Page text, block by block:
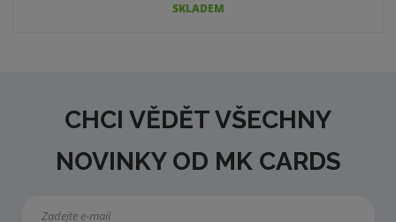
SKLADEM
CHCI VĚDĚT VŠECHNY
NOVINKY OD MK CARDS